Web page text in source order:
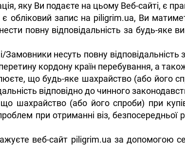
яку Ви подаєте на цьому Веб-сайті, є
обліковий запис на piligrim.ua, Ви
повну відповідальність за будь-яке
Замовники несуть повну
кордону країн перебування, а
що будь-яке шахрайство (або його
відповідно до чинного
шахрайство (або його спроби) при
при отриманні віз, безпосередньої
веб-сайт piligrim.ua за допомогою